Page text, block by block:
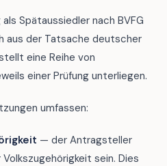
Spätaussiedler nach BVFG
der Tatsache deutscher
eine Reihe von
einer Prüfung unterliegen.
umfassen:
— der Antragsteller
sein. Dies